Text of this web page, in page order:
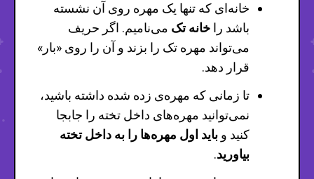
خانه‌ای که تنها یک مهره روی آن نشسته
باشد را خانه تک می‌نامیم. اگر حریف
می‌تواند مهره تک را بزند و آن را روی «بار»
قرار دهد.
تا زمانی که مهره‌ی زده شده داشته باشید،
نمی‌توانید مهره‌های داخل تخته را جابجا
کنید و باید اول مهره‌ها را به داخل تخته
بیاورید.